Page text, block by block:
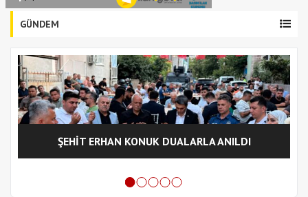
GÜNDEM
ŞEHİT ERHAN KONUK DUALARLA ANILDI